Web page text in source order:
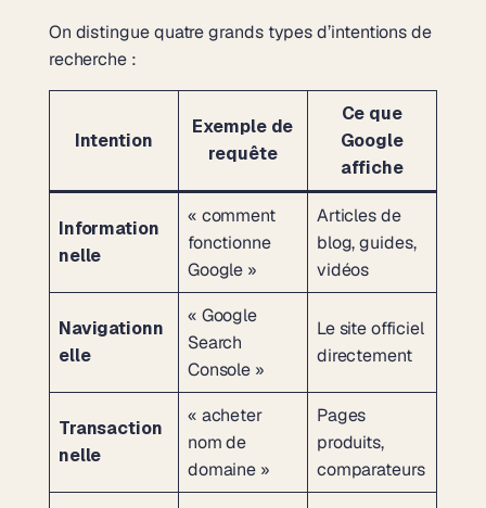
On distingue quatre grands types d’intentions de
recherche :
Intention
Exemple de
requête
Ce que
Google
affiche
Information
nelle
« comment
fonctionne
Google »
Articles de
blog, guides,
vidéos
Navigationn
elle
« Google
Search
Console »
Le site officiel
directement
Transaction
nelle
« acheter
nom de
domaine »
Pages
produits,
comparateurs